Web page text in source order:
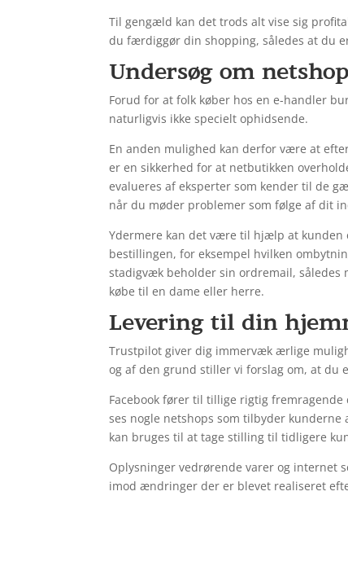
Til gengæld kan det trods alt vise sig
du færdiggør din shopping, således at du
Undersøg om
Forud for at folk køber hos en e-handler
naturligvis ikke specielt ophidsende.
En anden mulighed kan derfor være at
er en sikkerhed for at netbutikken
evalueres af eksperter som kender til de
når du møder problemer som følge af dit
Ydermere kan det være til hjælp at
bestillingen, for eksempel hvilken
stadigvæk beholder sin ordremail,
købe til en dame eller herre.
Levering til din
Trustpilot giver dig immervæk ærlige
og af den grund stiller vi forslag om, at du
Facebook fører til tillige rigtig
ses nogle netshops som tilbyder
kan bruges til at tage stilling til tidligere
Oplysninger vedrørende varer og internet
imod ændringer der er blevet realiseret